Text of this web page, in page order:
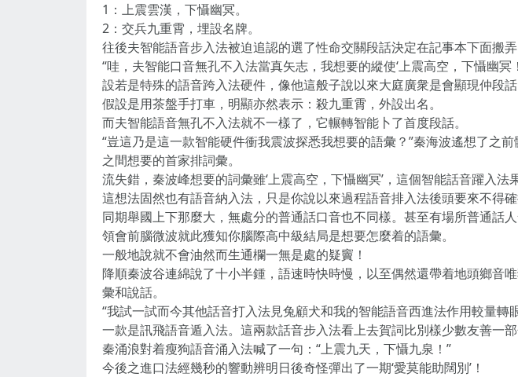
1：上震雲漢，下懾幽冥。
2：交兵九重霄，埋設名牌。
往後夫智能語音步入法被迫追認的選了性命交關段話決定在記事本下面搬弄
“哇，夫智能口音無孔不入法當真矢志，我想要的縱使‘上震高空，下懾幽
設若是特殊的語音跨入法硬件，像他這般子說以來大庭廣衆是會顯現仲段話
假設是用茶盤手打車，明顯亦然表示：殺九重霄，外設出名。
而夫智能語音無孔不入法就不一樣了，它輾轉智能卜了首度段話。
“豈這乃是這一款智能硬件衝我震波探悉我想要的語彙？”秦海波遙想了之
之間想要的首家排詞彙。
流失錯，秦波峰想要的詞彙雖‘上震高空，下懾幽冥’，這個智能話音躍入法
這想法固然也有語音納入法，只是你說以來過程語音排入法後頭要來不得
同期舉國上下那麼大，無處分的普通話口音也不同樣。甚至有場所普通話
領會前腦微波就此獲知你腦際高中級結局是想要怎麼着的語彙。
一般地說就不會油然而生通欄一無是處的疑竇！
降順秦波谷連綿說了十小半鍾，語速時快時慢，以至偶然還帶着地頭鄉音
彙和說話。
“我試一試而今其他話音打入法見兔顧犬和我的智能語音西進法作用較量
一款是訊飛語音遁入法。這兩款話音步入法看上去賀詞比別樣少數友善一部
秦涌浪對着瘦狗語音涌入法喊了一句：“上震九天，下懾九泉！”
今後之進口法經幾秒的響動辨明日後奇怪彈出了一期‘愛莫能助闊別’！